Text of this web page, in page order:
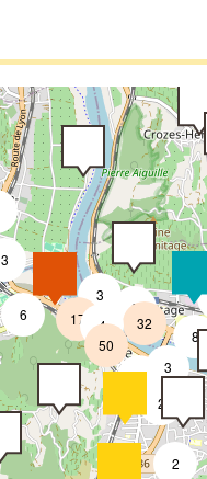
2
2
8
3
6
3
4
17
2
8
3
50
32